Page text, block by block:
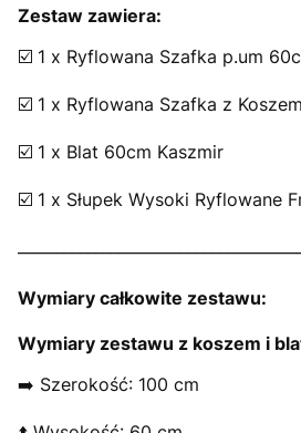
Zestaw zawiera:
☑️ 1 x Ryflowana Szafka p.um
☑️ 1 x Ryflowana Szafka z
☑️ 1 x Blat 60cm Kaszmir
☑️ 1 x Słupek Wysoki Ryflowane
Wymiary całkowite zestawu:
Wymiary zestawu z koszem i
➡️ Szerokość: 100 cm